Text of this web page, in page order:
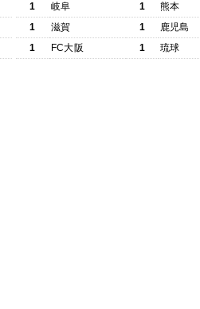
1
岐阜 1
熊本
1
滋賀 1
鹿児島
1
FC大阪 1 琉球